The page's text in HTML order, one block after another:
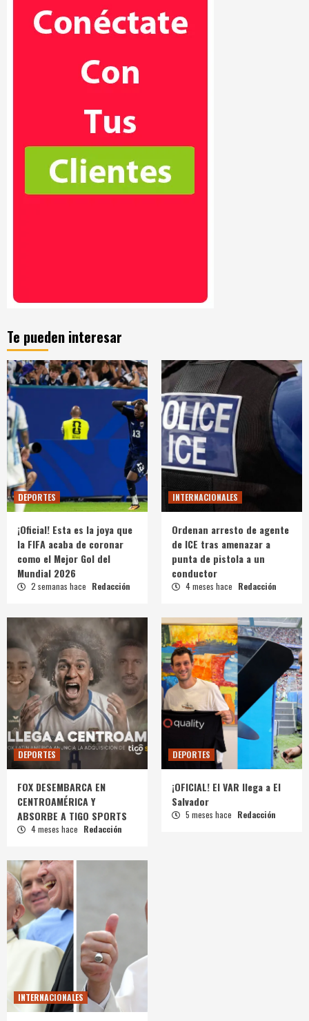
Te pueden interesar
DEPORTES
¡Oficial! Esta es la joya que
la FIFA acaba de coronar
como el Mejor Gol del
Mundial 2026
2 semanas hace Redacción
INTERNACIONALES
Ordenan arresto de agente
de ICE tras amenazar a
punta de pistola a un
conductor
4 meses hace Redacción
DEPORTES
FOX DESEMBARCA EN
CENTROAMÉRICA Y
ABSORBE A TIGO SPORTS
4 meses hace Redacción
DEPORTES
¡OFICIAL! El VAR llega a El
Salvador
5 meses hace Redacción
INTERNACIONALES